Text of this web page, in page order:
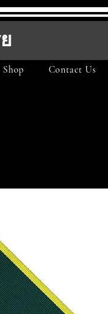
Shop Contact Us